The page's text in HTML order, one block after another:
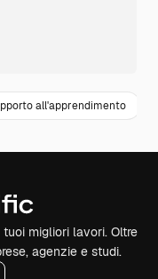
all'apprendimento
migliori lavori. Oltre
agenzie e studi.